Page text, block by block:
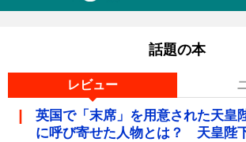
話題の本
レビュー
英国で「末席」を用意された天皇
に呼び寄せた人物とは？ 天皇陛